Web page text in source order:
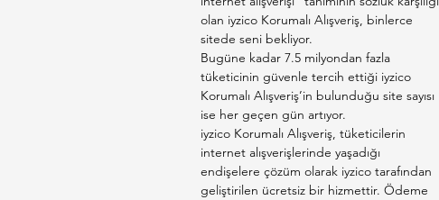
olan iyzico Korumalı Alışveriş, binlerce
sitede seni bekliyor.
Bugüne kadar 7.5 milyondan fazla
tüketicinin güvenle tercih ettiği iyzico
Korumalı Alışveriş’in bulunduğu site sayısı
ise her geçen gün artıyor.
iyzico Korumalı Alışveriş, tüketicilerin
internet alışverişlerinde yaşadığı
endişelere çözüm olarak iyzico tarafından
geliştirilen ücretsiz bir hizmettir. Ödeme